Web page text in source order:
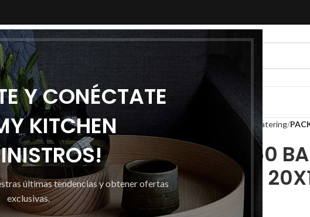
Y CONÉCTATE
KITCHEN
últimas tendencias y obtener ofertas
exclusivas.
Especial catering
PACK DE 250
PASTELERIA
13,16€